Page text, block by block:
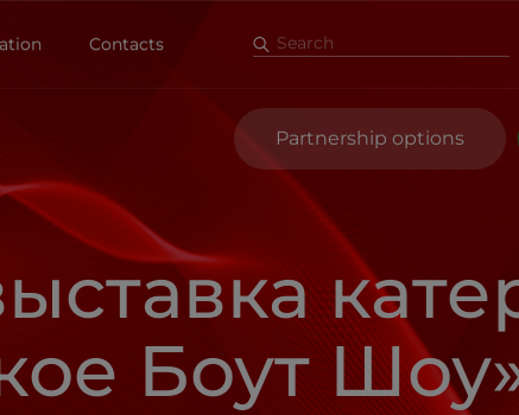
Contacts
Partnership options
Боут